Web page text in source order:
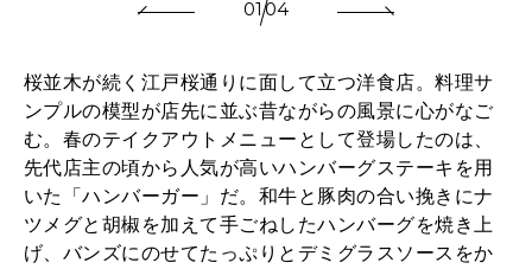
0104
桜並木が続く江戸桜通りに面して立つ洋食店。料理サ
ンプルの模型が店先に並ぶ昔ながらの風景に心がなご
む。春のテイクアウトメニューとして登場したのは、
先代店主の頃から人気が高いハンバーグステーキを用
いた「ハンバーガー」だ。和牛と豚肉の合い挽きにナ
ツメグと胡椒を加えて手ごねしたハンバーグを焼き上
げ、バンズにのせてたっぷりとデミグラスソースをか